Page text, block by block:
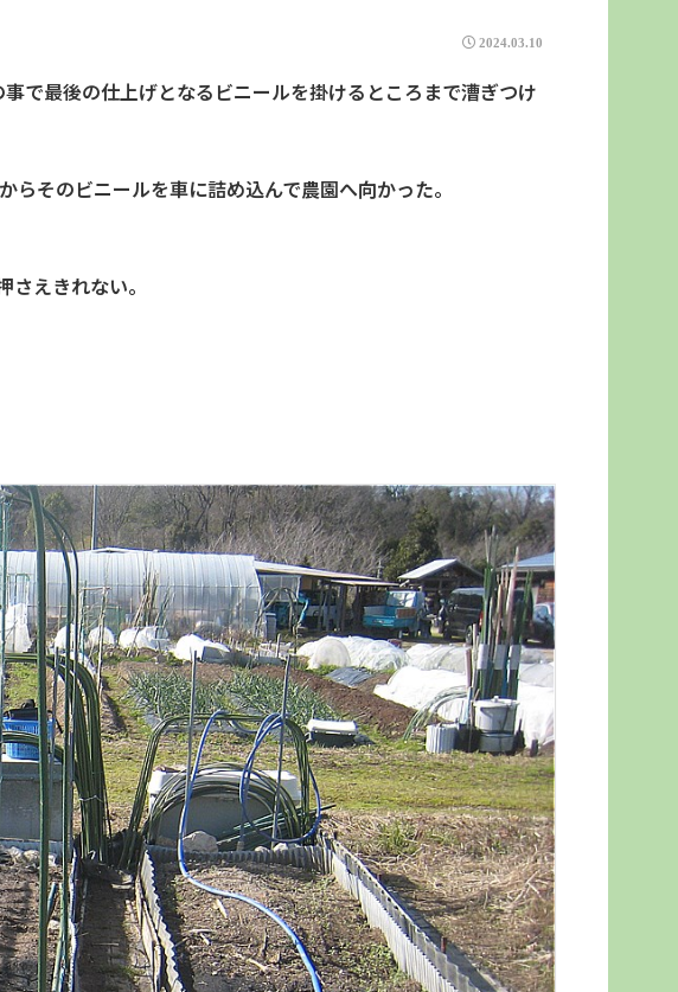
2024.03.10
で最後の仕上げとなるビニールを掛けるところまで漕ぎつけ
そのビニールを車に詰め込んで農園へ向かった。
えきれない。